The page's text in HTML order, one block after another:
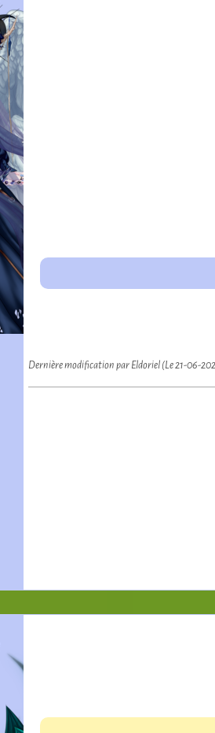
Dernière modification par Eldoriel (Le 21-06-